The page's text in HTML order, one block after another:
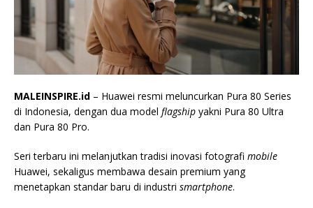
MALEINSPIRE.id – Huawei resmi meluncurkan Pura 80 Series
di Indonesia, dengan dua model flagship yakni Pura 80 Ultra
dan Pura 80 Pro.
Seri terbaru ini melanjutkan tradisi inovasi fotografi mobile
Huawei, sekaligus membawa desain premium yang
menetapkan standar baru di industri smartphone.